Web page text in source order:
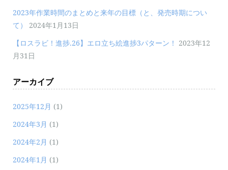
2023年作業時間のまとめと来年の目標（と、発売時期につい
て）
2024年1月13日
【ロスラビ！進捗.26】エロ立ち絵進捗3パターン！ 2023年12
月31日
アーカイブ
2025年12月 (1)
2024年3月 (1)
2024年2月 (1)
2024年1月 (1)